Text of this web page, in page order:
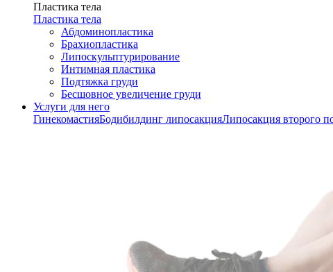
Пластика тела
Пластика тела
Абдоминопластика
Брахиопластика
Липоскульптурирование
Интимная пластика
Подтяжка груди
Бесшовное увеличение груди
Услуги для него
ГинекомастияБодибилдинг липосакцияЛипосакция второго